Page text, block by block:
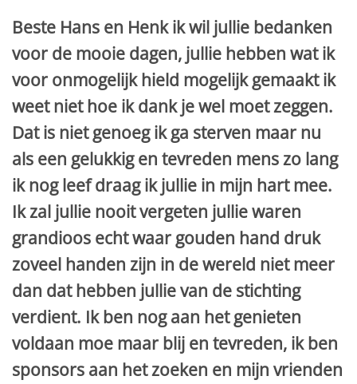
Beste Hans en Henk ik wil jullie bedanken
voor de mooie dagen, jullie hebben wat ik
voor onmogelijk hield mogelijk gemaakt ik
weet niet hoe ik dank je wel moet zeggen.
Dat is niet genoeg ik ga sterven maar nu
als een gelukkig en tevreden mens zo lang
ik nog leef draag ik jullie in mijn hart mee.
Ik zal jullie nooit vergeten jullie waren
grandioos echt waar gouden hand druk
zoveel handen zijn in de wereld niet meer
dan dat hebben jullie van de stichting
verdient. Ik ben nog aan het genieten
voldaan moe maar blij en tevreden, ik ben
sponsors aan het zoeken en mijn vrienden